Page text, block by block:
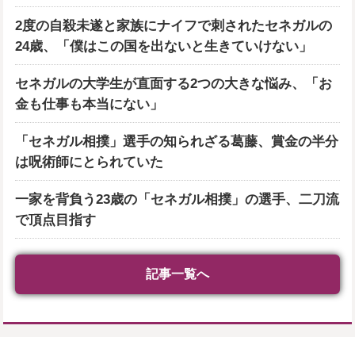
2度の自殺未遂と家族にナイフで刺されたセネガルの
24歳、「僕はこの国を出ないと生きていけない」
セネガルの大学生が直面する2つの大きな悩み、「お
金も仕事も本当にない」
「セネガル相撲」選手の知られざる葛藤、賞金の半分
は呪術師にとられていた
一家を背負う23歳の「セネガル相撲」の選手、二刀流
で頂点目指す
記事一覧へ